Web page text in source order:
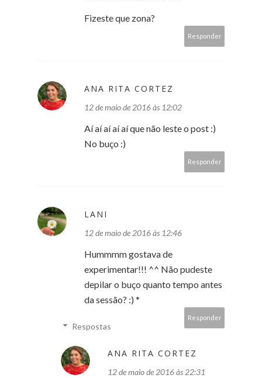
Fizeste que zona?
Responder
ANA RITA CORTEZ
12 de maio de 2016 às 12:02
Aí aí aí aí aí que não leste o post :)
No buço :)
Responder
LANI
12 de maio de 2016 às 12:46
Hummmm gostava de
experimentar!!! ^^ Não pudeste
depilar o buço quanto tempo antes
da sessão? :) *
Responder
Respostas
ANA RITA CORTEZ
12 de maio de 2016 às 22:31